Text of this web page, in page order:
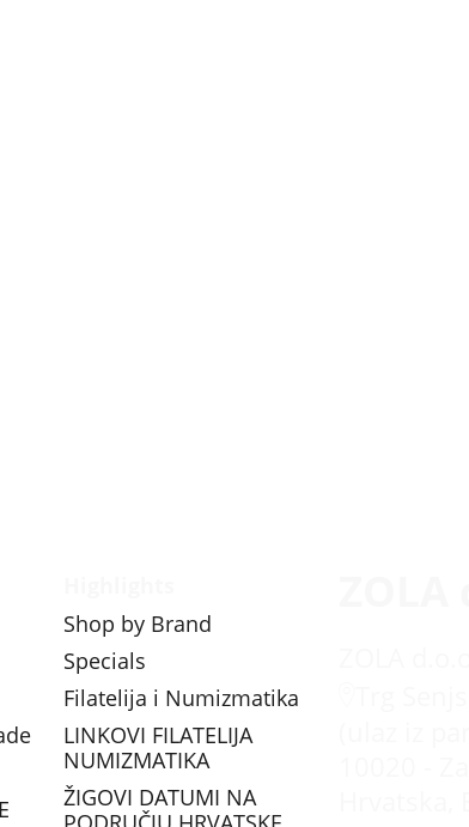
Shop by Brand
Specials
Filatelija i Numizmatika
LINKOVI FILATELIJA
NUMIZMATIKA
ŽIGOVI DATUMI NA